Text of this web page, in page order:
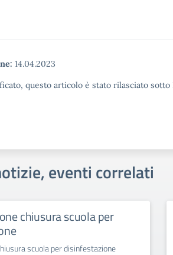
14.04.2023
questo articolo è stato rilasciato
eventi correlati
chiusura scuola per
scuola per disinfestazione